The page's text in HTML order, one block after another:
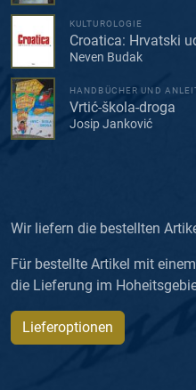
KULTUROLOGIE
Croatica: Hrvatski
Neven Budak
HANDBÜCHER UND
Vrtić-škola-droga
Josip Janković
Wir liefern die bestellten
Für bestellte Artikel mit
die Lieferung im
Lieferoptionen